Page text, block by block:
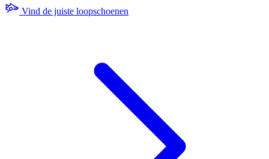
Vind de juiste loopschoenen